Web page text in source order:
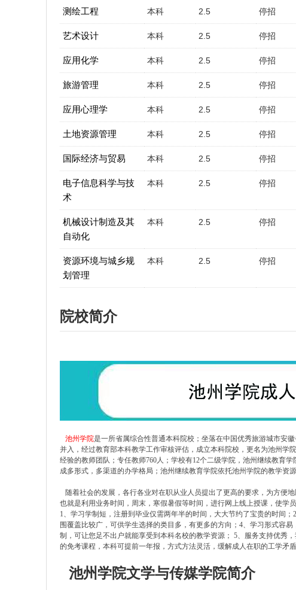
测绘工程 本科 2.5 停招
艺术设计 本科 2.5 停招
应用化学 本科 2.5 停招
旅游管理 本科 2.5 停招
应用心理学 本科 2.5 停招
土地资源管理 本科 2.5 停招
国际经济与贸易 本科 2.5 停招
电子信息科学与技
术
本科 2.5 停招
机械设计制造及其
自动化
本科 2.5 停招
资源环境与城乡规
划管理
本科 2.5 停招
院校简介
池州学院是一所省属综合性普通本科院校；坐落在中国优秀旅游城市安
并入，经过教育部本科教学工作审核评估，成立本科院校，更名为池州学
经验的教师团队；专任教师760人；学校有12个二级学院，池州继续教育
成多形式，多渠道的办学格局；池州继续教育学院依托池州学院的教学资
随着社会的发展，各行各业对在职从业人员提出了更高的要求，为方便
也就是利用业务时间，周末，寒假暑假等时间，进行网上线上授课，使学
1、学习学制短，注册到毕业仅需两年半的时间，大大节约了宝贵的时间
围覆盖比较广，可供学生选择的类目多，有更多的方向；​4、学习形式容
制，可让您足不出户就能享受到本科名校的教学资源； ​5、服务支持优秀
的免考课程，本科可提前一年报，方式方法灵活，缓解成人在职的工学矛盾
​池州学院文学与传媒学院简介